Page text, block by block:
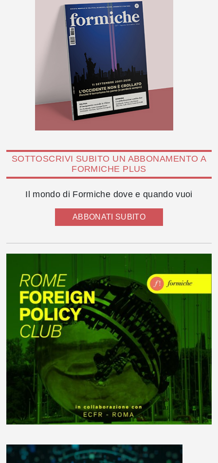
SOTTOSCRIVI SUBITO UN ABBONAMENTO A
FORMICHE PLUS
Il mondo di Formiche dove e quando vuoi
ABBONATI SUBITO